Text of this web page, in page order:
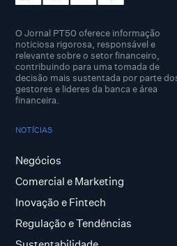
O Jornal PT50 oferece informação
noticiosa rigorosa, responsável e
relevante sobre o setor financeiro,
contribuindo para uma tomada de
decisão mais sustentada por parte
gestores e lideres da banca e área
financeira.
NOTÍCIAS
Negócios
Comercial e Marketing
Inovação e Fintech
Regulação e Tendências